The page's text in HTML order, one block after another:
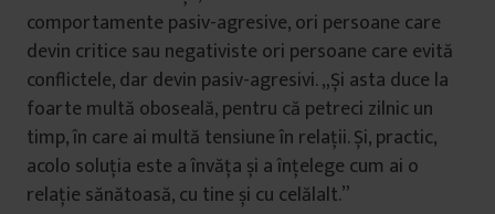
comportamente pasiv-agresive, ori persoane care
devin critice sau negativiste ori persoane care evită
conflictele, dar devin pasiv-agresivi. „Și asta duce la
foarte multă oboseală, pentru că petreci zilnic un
timp, în care ai multă tensiune în relații. Și, practic,
acolo soluția este a învăța și a înțelege cum ai o
relație sănătoasă, cu tine și cu celălalt.”